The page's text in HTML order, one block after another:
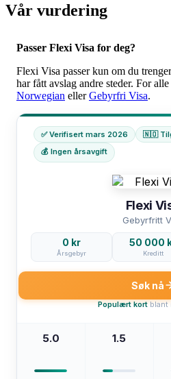
Vår vurdering
Passer Flexi Visa for deg?
Flexi Visa passer kun om du
har fått avslag andre steder. For
Norwegian ellerGebyrfri Visa.
✅ Verifisert mars 2026
🇳🇴
💰 Ingen årsavgift
Flexi
Gebyrfritt
0 kr
Årsgebyr
50 000
Kreditt
Søk nå
Populært kortblant
5.0 1.5